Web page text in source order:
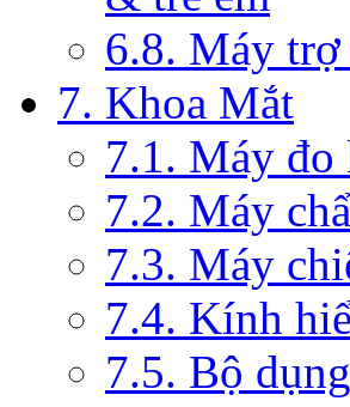
6.8. Máy
7. Khoa Mắt
7.1. Máy đo
7.2. Máy
7.3. Máy
7.4. Kính
7.5. Bộ